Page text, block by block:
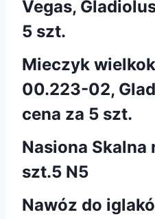
Vegas,
5 szt.
Mieczyk
00.223-02,
cena za 5 szt.
Nasiona
szt.5 N5
Nawóz do